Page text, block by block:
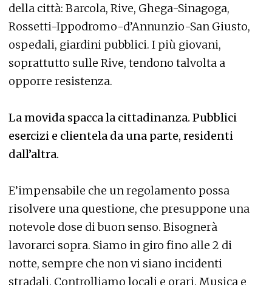
della città: Barcola, Rive, Ghega-Sinagoga,
Rossetti-Ippodromo-d’Annunzio-San Giusto,
ospedali, giardini pubblici. I più giovani,
soprattutto sulle Rive, tendono talvolta a
opporre resistenza.
La movida spacca la cittadinanza. Pubblici
esercizi e clientela da una parte, residenti
dall’altra.
E’impensabile che un regolamento possa
risolvere una questione, che presuppone una
notevole dose di buon senso. Bisognerà
lavorarci sopra. Siamo in giro fino alle 2 di
notte, sempre che non vi siano incidenti
stradali. Controlliamo locali e orari. Musica e